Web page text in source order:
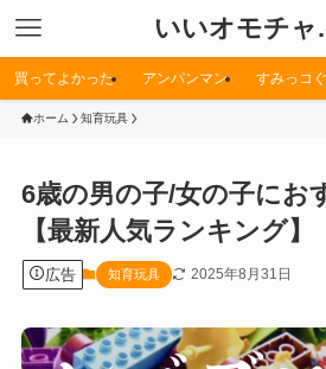
いいオモチャ
買ってよかった アンパンマン すみっコ
ホーム 知育玩具
6歳の男の子/女の子にお
【最新人気ランキング】
広告 知育玩具 2025年8月31日